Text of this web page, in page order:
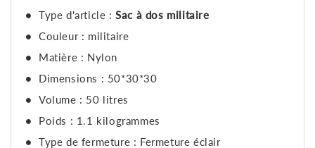
Type d'article :Sac à dos militaire
Couleur : militaire
Matière : Nylon
Dimensions : 50*30*30
Volume : 50 litres
Poids : 1.1 kilogrammes
Type de fermeture : Fermeture éclair